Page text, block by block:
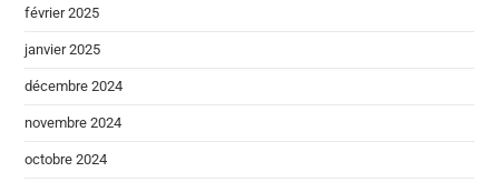
février 2025
janvier 2025
décembre 2024
novembre 2024
octobre 2024